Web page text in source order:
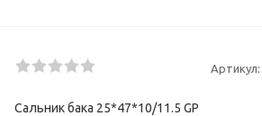
Артикул:
Сальник бака 25*47*10/11.5 GP